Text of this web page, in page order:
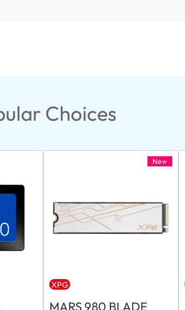
Choices
New
XPG
MARS 980 BLADE